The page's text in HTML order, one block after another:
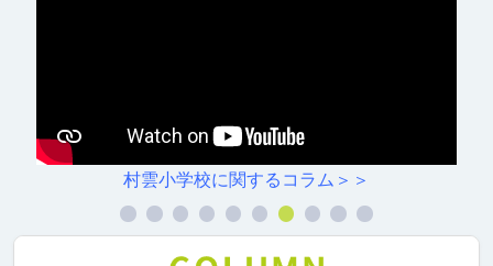
村雲小学校に関するコラム＞＞